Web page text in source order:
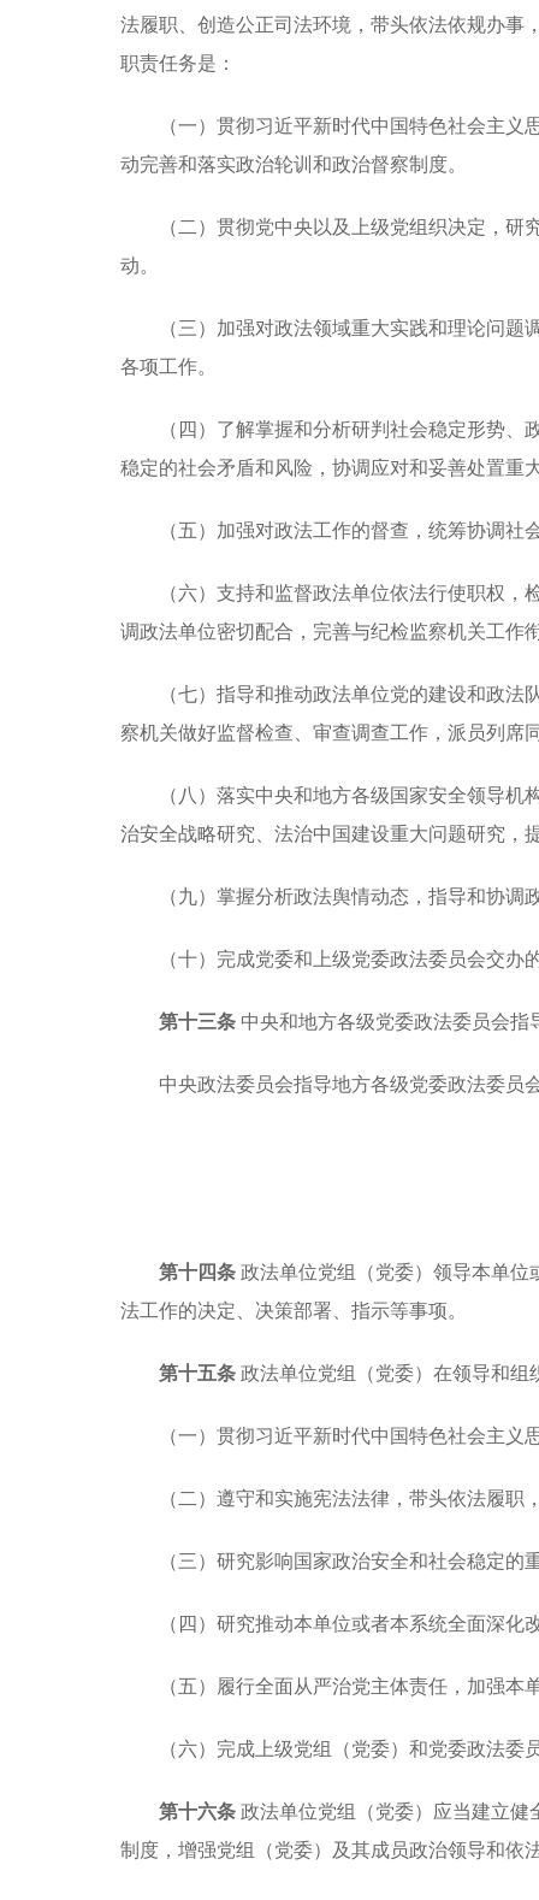
法履职、创造公正司法环境，带头依法依规办事
职责任务是：
（一）贯彻习近平新时代中国特色社会主
动完善和落实政治轮训和政治督察制度。
（二）贯彻党中央以及上级党组织决定，
动。
（三）加强对政法领域重大实践和理论问
各项工作。
（四）了解掌握和分析研判社会稳定形势
稳定的社会矛盾和风险，协调应对和妥善处置重
（五）加强对政法工作的督查，统筹协调
（六）支持和监督政法单位依法行使职权
调政法单位密切配合，完善与纪检监察机关工作
（七）指导和推动政法单位党的建设和政
察机关做好监督检查、审查调查工作，派员列席
（八）落实中央和地方各级国家安全领导
治安全战略研究、法治中国建设重大问题研究，
（九）掌握分析政法舆情动态，指导和协
（十）完成党委和上级党委政法委员会交办
第十三条 中央和地方各级党委政法委员会
中央政法委员会指导地方各级党委政法委员
第十四条 政法单位党组（党委）领导本单
法工作的决定、决策部署、指示等事项。
第十五条 政法单位党组（党委）在领导和
（一）贯彻习近平新时代中国特色社会主
（二）遵守和实施宪法法律，带头依法履
（三）研究影响国家政治安全和社会稳定
（四）研究推动本单位或者本系统全面深
（五）履行全面从严治党主体责任，加强
（六）完成上级党组（党委）和党委政法委
第十六条 政法单位党组（党委）应当建立
制度，增强党组（党委）及其成员政治领导和依